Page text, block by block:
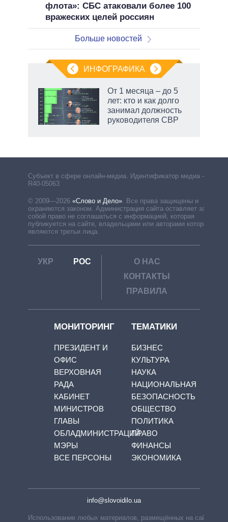
флота»: СБС атаковали более 100
вражеских целей россиян
Больше новостей
ИНФОГРАФИКА
От 1 месяца – до 5
лет: кто и как долго
занимал должность
руководителя СВР
Субъект в сфере онлайн-медиа. Идентификатор медиа –
R40-05063
© 2009—2026 «Слово и Дело»
Все права защищены и
охраняются законом. Администрация сайта оставляет за
собой право не соглашаться с информацией, которая
публикуется на сайте, владельцами или авторами которой
являются третьи лица.
УКР РОС
О НАС
КОНТАКТЫ
ПРАВИЛА
МОНИТОРИНГ
ПРЕЗИДЕНТ И
ОФИС
ВЕРХОВНАЯ
РАДА
КАБИНЕТ
МИНИСТРОВ
ГЛАВЫ
ОБЛАДМИНИСТРАЦИЙ
МЭРЫ
ВСЕ ПЕРСОНЫ
ТЕМАТИКИ
БИЗНЕС
КУЛЬТУРА
НАУКА
НАЦИОНАЛЬНАЯ
БЕЗОПАСНОСТЬ
ОБЩЕСТВО
ПОЛИТИКА
ПРАВО
ФИНАНСЫ
ЭКОНОМИКА
info@slovoidilo.ua
Использование любых материалов, размещённых на сайте,